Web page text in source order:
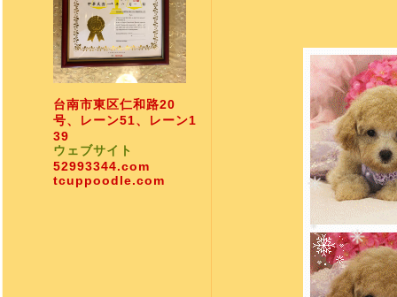
台南市東区仁和路20
号、レーン51、レーン1
39
ウェブサイト
52993344.com
tcuppoodle.com